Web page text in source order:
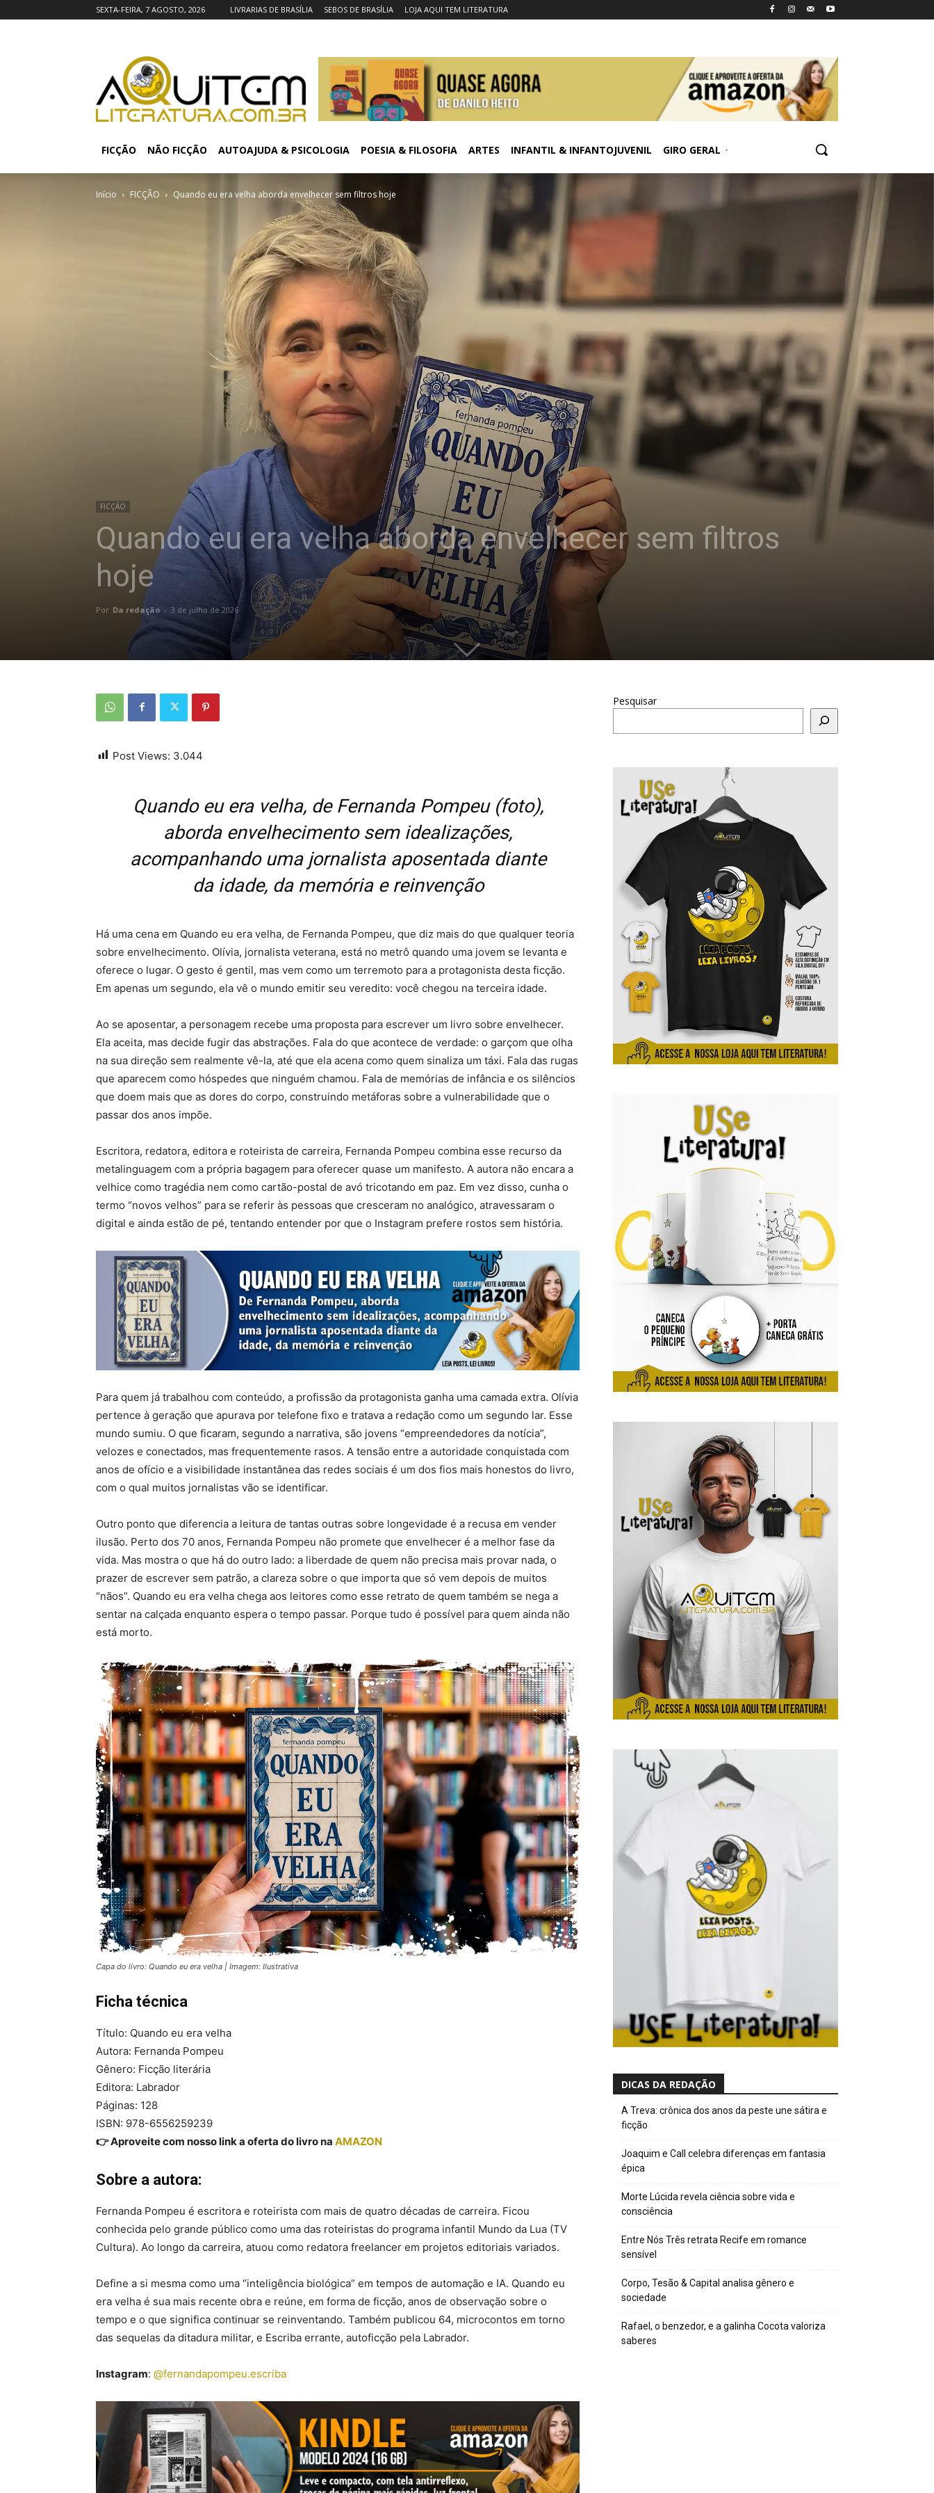
SEXTA-FEIRA, 7 AGOSTO, 2026 LIVRARIAS DE BRASÍLIA SEBOS DE BRASÍLIA LOJA AQUI TEM LITERATURA
FICÇÃO NÃO FICÇÃO AUTOAJUDA & PSICOLOGIA POESIA & FILOSOFIA ARTES INFANTIL & INFANTOJUVENIL GIRO GERAL
Início FICÇÃO Quando eu era velha aborda envelhecer sem filtros hoje
FICÇÃO
Quando eu era velha aborda envelhecer sem filtros
hoje
Por Da redação - 3 de julho de 2026
Post Views: 3.044
Quando eu era velha, de Fernanda Pompeu (foto),
aborda envelhecimento sem idealizações,
acompanhando uma jornalista aposentada diante
da idade, da memória e reinvenção
Há uma cena em Quando eu era velha, de Fernanda Pompeu, que diz mais do que qualquer teoria
sobre envelhecimento. Olívia, jornalista veterana, está no metrô quando uma jovem se levanta e
oferece o lugar. O gesto é gentil, mas vem como um terremoto para a protagonista desta ficção.
Em apenas um segundo, ela vê o mundo emitir seu veredito: você chegou na terceira idade.
Ao se aposentar, a personagem recebe uma proposta para escrever um livro sobre envelhecer.
Ela aceita, mas decide fugir das abstrações. Fala do que acontece de verdade: o garçom que olha
na sua direção sem realmente vê-la, até que ela acena como quem sinaliza um táxi. Fala das rugas
que aparecem como hóspedes que ninguém chamou. Fala de memórias de infância e os silêncios
que doem mais que as dores do corpo, construindo metáforas sobre a vulnerabilidade que o
passar dos anos impõe.
Escritora, redatora, editora e roteirista de carreira, Fernanda Pompeu combina esse recurso da
metalinguagem com a própria bagagem para oferecer quase um manifesto. A autora não encara a
velhice como tragédia nem como cartão-postal de avó tricotando em paz. Em vez disso, cunha o
termo “novos velhos” para se referir às pessoas que cresceram no analógico, atravessaram o
digital e ainda estão de pé, tentando entender por que o Instagram prefere rostos sem história.
Para quem já trabalhou com conteúdo, a profissão da protagonista ganha uma camada extra. Olívia
pertence à geração que apurava por telefone fixo e tratava a redação como um segundo lar. Esse
mundo sumiu. O que ficaram, segundo a narrativa, são jovens “empreendedores da notícia”,
velozes e conectados, mas frequentemente rasos. A tensão entre a autoridade conquistada com
anos de ofício e a visibilidade instantânea das redes sociais é um dos fios mais honestos do livro,
com o qual muitos jornalistas vão se identificar.
Outro ponto que diferencia a leitura de tantas outras sobre longevidade é a recusa em vender
ilusão. Perto dos 70 anos, Fernanda Pompeu não promete que envelhecer é a melhor fase da
vida. Mas mostra o que há do outro lado: a liberdade de quem não precisa mais provar nada, o
prazer de escrever sem patrão, a clareza sobre o que importa que só vem depois de muitos
“nãos”. Quando eu era velha chega aos leitores como esse retrato de quem também se nega a
sentar na calçada enquanto espera o tempo passar. Porque tudo é possível para quem ainda não
está morto.
Capa do livro: Quando eu era velha | Imagem: Ilustrativa
Ficha técnica
Título: Quando eu era velha
Autora: Fernanda Pompeu
Gênero: Ficção literária
Editora: Labrador
Páginas: 128
ISBN: 978-6556259239
👉 Aproveite com nosso link a oferta do livro na AMAZON
Sobre a autora:
Fernanda Pompeu é escritora e roteirista com mais de quatro décadas de carreira. Ficou
conhecida pelo grande público como uma das roteiristas do programa infantil Mundo da Lua (TV
Cultura). Ao longo da carreira, atuou como redatora freelancer em projetos editoriais variados.
Define a si mesma como uma “inteligência biológica” em tempos de automação e IA. Quando eu
era velha é sua mais recente obra e reúne, em forma de ficção, anos de observação sobre o
tempo e o que significa continuar se reinventando. Também publicou 64, microcontos em torno
das sequelas da ditadura militar, e Escriba errante, autoficção pela Labrador.
Instagram: @fernandapompeu.escriba
Pesquisar
DICAS DA REDAÇÃO
A Treva: crônica dos anos da peste une sátira e
ficção
Joaquim e Call celebra diferenças em fantasia
épica
Morte Lúcida revela ciência sobre vida e
consciência
Entre Nós Três retrata Recife em romance
sensível
Corpo, Tesão & Capital analisa gênero e
sociedade
Rafael, o benzedor, e a galinha Cocota valoriza
saberes